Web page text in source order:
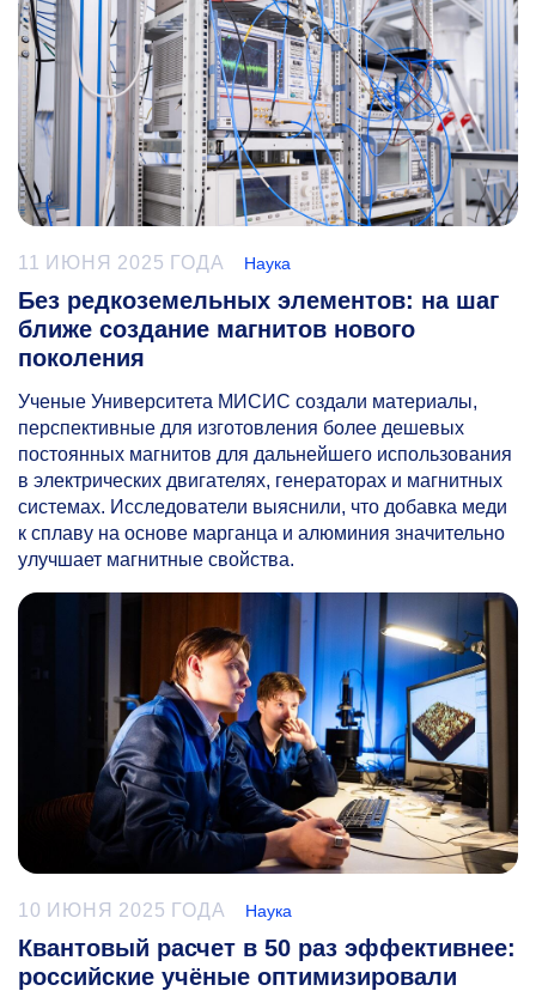
11 ИЮНЯ 2025 ГОДА Наука
Без редкоземельных элементов: на шаг
ближе создание магнитов нового
поколения
Ученые Университета МИСИС создали материалы,
перспективные для изготовления более дешевых
постоянных магнитов для дальнейшего использования
в электрических двигателях, генераторах и магнитных
системах. Исследователи выяснили, что добавка меди
к сплаву на основе марганца и алюминия значительно
улучшает магнитные свойства.
10 ИЮНЯ 2025 ГОДА Наука
Квантовый расчет в 50 раз эффективнее:
российские учёные оптимизировали